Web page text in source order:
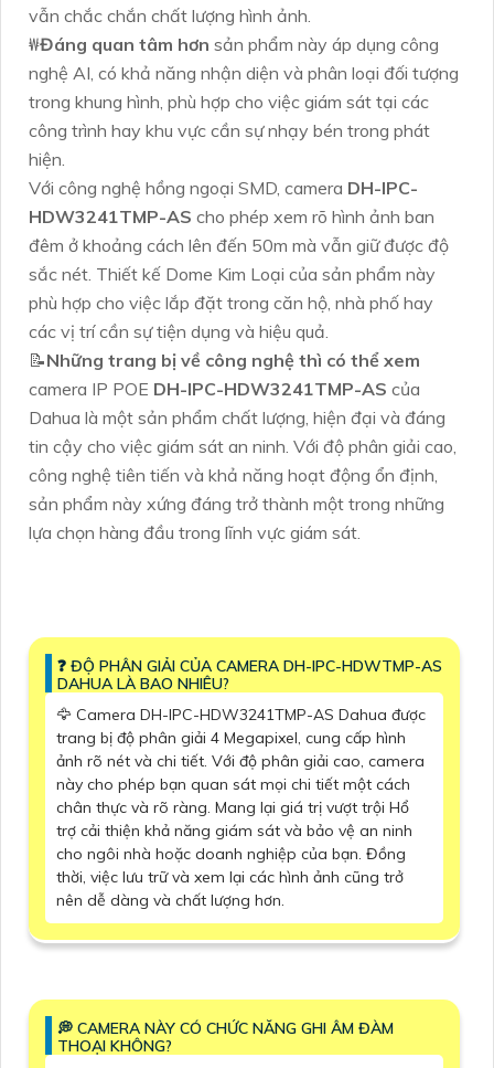
vẫn chắc chắn chất lượng hình ảnh.
₩Đáng quan tâm hơn sản phẩm này áp dụng công
nghệ AI, có khả năng nhận diện và phân loại đối tượng
trong khung hình, phù hợp cho việc giám sát tại các
công trình hay khu vực cần sự nhạy bén trong phát
hiện.
Với công nghệ hồng ngoại SMD, camera DH-IPC-
HDW3241TMP-AS cho phép xem rõ hình ảnh ban
đêm ở khoảng cách lên đến 50m mà vẫn giữ được độ
sắc nét. Thiết kế Dome Kim Loại của sản phẩm này
phù hợp cho việc lắp đặt trong căn hộ, nhà phố hay
các vị trí cần sự tiện dụng và hiệu quả.
📝Những trang bị về công nghệ thì có thể xem
camera IP POE DH-IPC-HDW3241TMP-AS của
Dahua là một sản phẩm chất lượng, hiện đại và đáng
tin cậy cho việc giám sát an ninh. Với độ phân giải cao,
công nghệ tiên tiến và khả năng hoạt động ổn định,
sản phẩm này xứng đáng trở thành một trong những
lựa chọn hàng đầu trong lĩnh vực giám sát.
️❓ ĐỘ PHÂN GIẢI CỦA CAMERA DH-IPC-HDWTMP-AS
DAHUA LÀ BAO NHIÊU?
🦅 Camera DH-IPC-HDW3241TMP-AS Dahua được
trang bị độ phân giải 4 Megapixel, cung cấp hình
ảnh rõ nét và chi tiết. Với độ phân giải cao, camera
này cho phép bạn quan sát mọi chi tiết một cách
chân thực và rõ ràng. Mang lại giá trị vượt trội Hổ
trợ cải thiện khả năng giám sát và bảo vệ an ninh
cho ngôi nhà hoặc doanh nghiệp của bạn. Đồng
thời, việc lưu trữ và xem lại các hình ảnh cũng trở
nên dễ dàng và chất lượng hơn.
️💭 CAMERA NÀY CÓ CHỨC NĂNG GHI ÂM ĐÀM
THOẠI KHÔNG?